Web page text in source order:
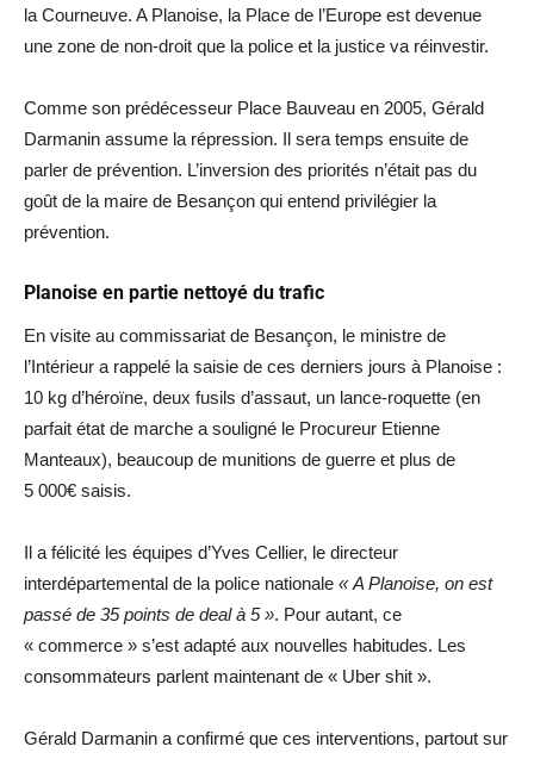
la Courneuve. A Planoise, la Place de l’Europe est devenue
une zone de non-droit que la police et la justice va réinvestir.
Comme son prédécesseur Place Bauveau en 2005, Gérald
Darmanin assume la répression. Il sera temps ensuite de
parler de prévention. L’inversion des priorités n’était pas du
goût de la maire de Besançon qui entend privilégier la
prévention.
Planoise en partie nettoyé du trafic
En visite au commissariat de Besançon, le ministre de
l’Intérieur a rappelé la saisie de ces derniers jours à Planoise :
10 kg d’héroïne, deux fusils d’assaut, un lance-roquette (en
parfait état de marche a souligné le Procureur Etienne
Manteaux), beaucoup de munitions de guerre et plus de
5 000€ saisis.
Il a félicité les équipes d’Yves Cellier, le directeur
interdépartemental de la police nationale « A Planoise, on est
passé de 35 points de deal à 5 ». Pour autant, ce
« commerce » s’est adapté aux nouvelles habitudes. Les
consommateurs parlent maintenant de « Uber shit ».
Gérald Darmanin a confirmé que ces interventions, partout sur